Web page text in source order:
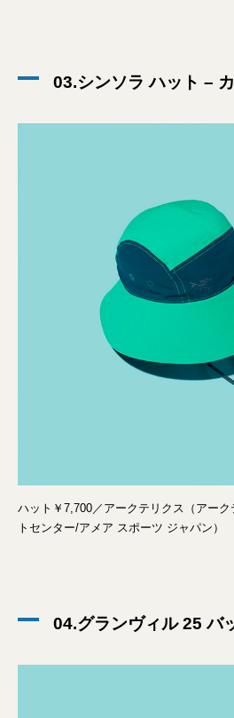
03.シンソラ ハット –
ハット￥7,700／アークテリクス（アー
トセンター/アメア スポーツ ジャパン）
04.グランヴィル 25 バ